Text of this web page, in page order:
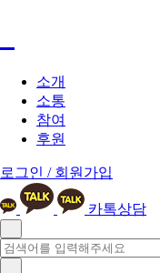
소개
소통
참여
후원
로그인 / 회원가입
카톡상담